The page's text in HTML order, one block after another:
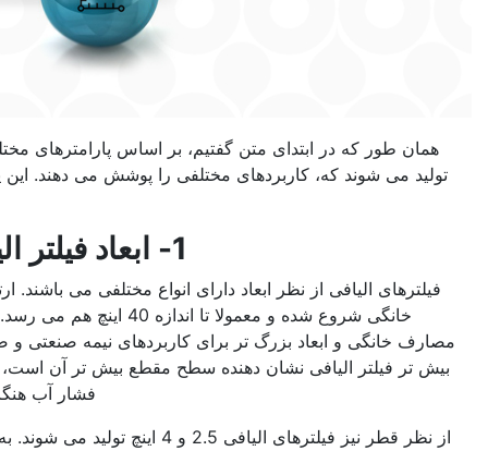
متن گفتیم، بر اساس پارامترهای مختلف، انواع فیلترهای الیافی
مختلفی را پوشش می دهند. این پارامترها شامل موارد زیر
فیلترهای الیافی از نظر ابعاد دارای انواع مختلفی می باشند. ارتفاع این فیلترها از 10 اینچ
خانگی شروع شده و معمولا تا اندازه 40 اینچ هم می رسد. فیلتر الیافی 10 اینچ برای
تر برای کاربردهای نیمه صنعتی و صنعتی کاربرد دارند. ارتفاع
نشان دهنده سطح مقطع بیش تر آن است، که باعث کمتر شدن افت
فشار آب هنگام عبور از فیلتر می شود.
از نظر قطر نیز فیلترهای الیافی 2.5 و 4 اینچ تولید می شوند. به فیلترهای الیافی 2.5 اینچ